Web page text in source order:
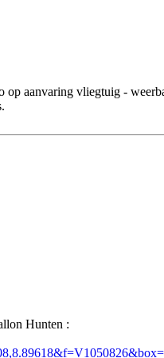
op aanvaring vliegtuig -
Hunten :